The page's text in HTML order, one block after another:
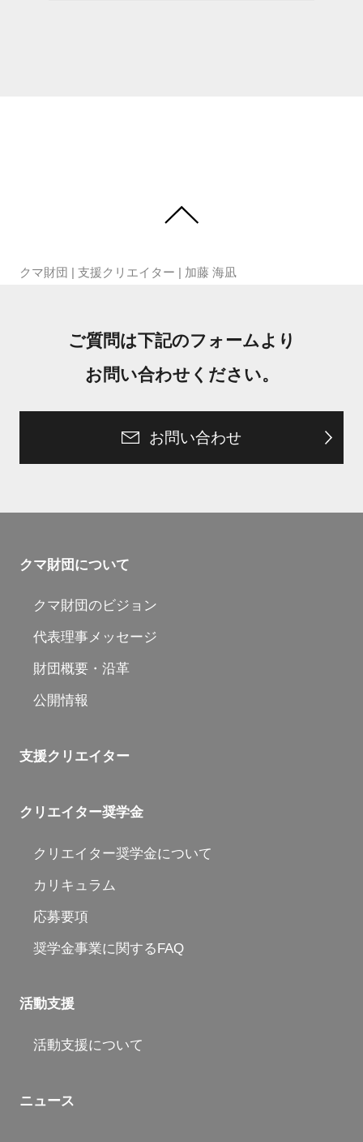
クマ財団 | 支援クリエイター | 加藤 海凪
ご質問は下記のフォームより
お問い合わせください。
お問い合わせ
クマ財団について
クマ財団のビジョン
代表理事メッセージ
財団概要・沿革
公開情報
支援クリエイター
クリエイター奨学金
クリエイター奨学金について
カリキュラム
応募要項
奨学金事業に関するFAQ
活動支援
活動支援について
ニュース